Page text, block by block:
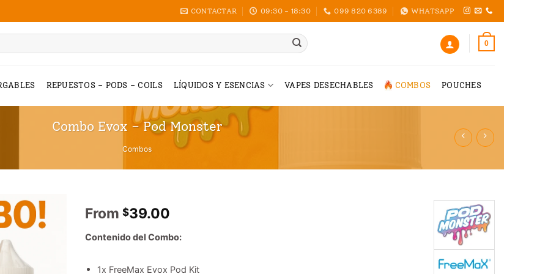
CONTACTAR 09:30 - 18:30 099 820 6389 WHATSAPP
0
REPUESTOS – PODS – COILS LÍQUIDOS Y ESENCIAS VAPES DESECHABLES COMBOS POUCHES
Combo Evox – Pod Monster
Combos
From $39.00
Contenido del Combo:
1x FreeMax Evox Pod Kit